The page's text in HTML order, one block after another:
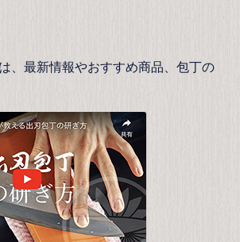
、最新情報やおすすめ商品、包丁の